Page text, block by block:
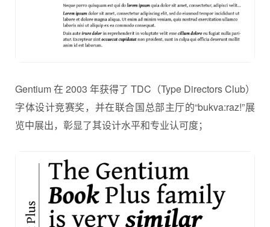
Gentium 在 2003 年获得了 TDC（Type Directors Club）
字体设计竞赛奖，并在联合国总部主厅的“bukva:raz!”展
览中展出，彰显了其设计水平和专业认可度；